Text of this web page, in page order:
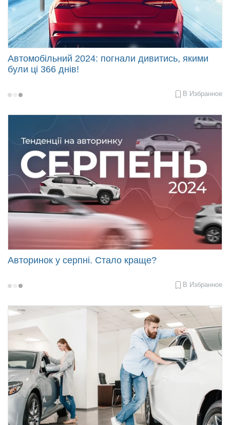
Автомобільний 2024: погнали дивитись, якими
були ці 366 днів!
2024-
В Избранное
Авторинок у серпні. Стало краще?
2024-
09:55
В Избранное